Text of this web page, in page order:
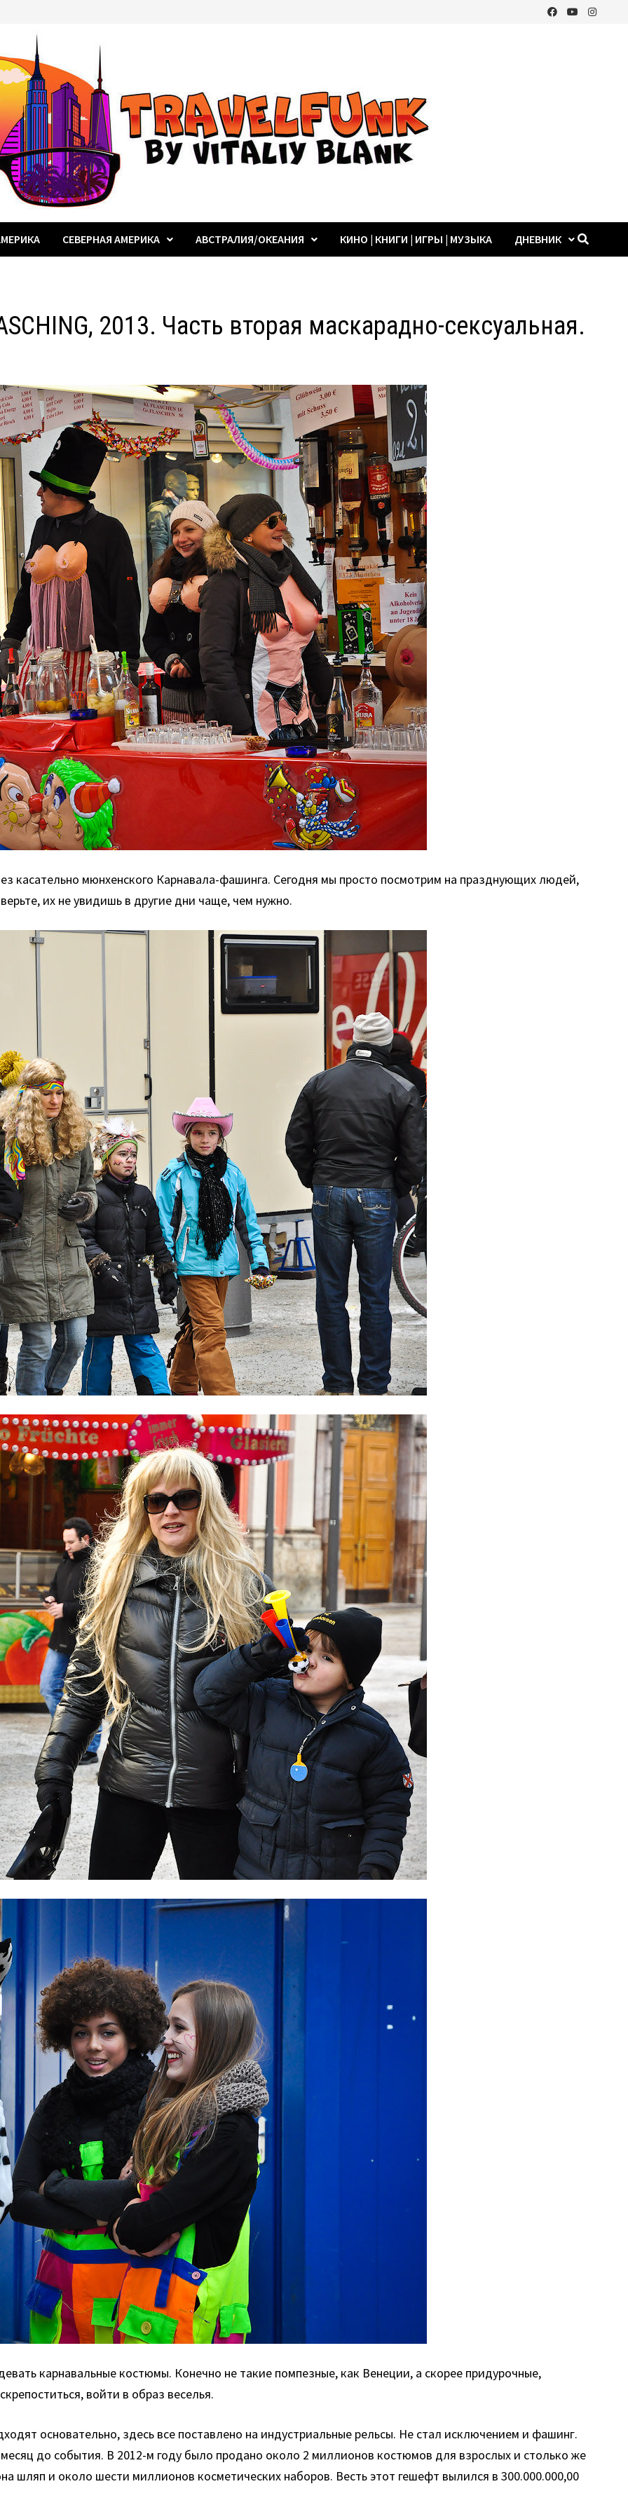
СЕВЕРНАЯ АМЕРИКА АВСТРАЛИЯ/ОКЕАНИЯ КИНО | КНИГИ | ИГРЫ | МУЗЫКА ДНЕВНИК
2013. Часть вторая маскарадно-сексуальная.
касательно мюнхенского Карнавала-фашинга. Сегодня мы просто посмотрим на празднующих людей,
их не увидишь в другие дни чаще, чем нужно.
карнавальные костюмы. Конечно не такие помпезные, как Венеции, а скорее придурочные,
войти в образ веселья.
основательно, здесь все поставлено на индустриальные рельсы. Не стал исключением и фашинг.
до события. В 2012-м году было продано около 2 миллионов костюмов для взрослых и столько же
шляп и около шести миллионов косметических наборов. Весть этот гешефт вылился в 300.000.000,00